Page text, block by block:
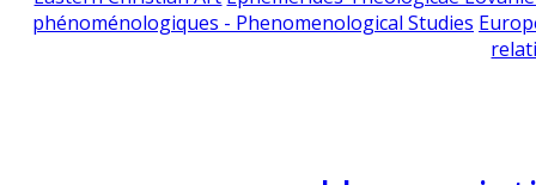
phénoménologiques - Phenomenological Studies